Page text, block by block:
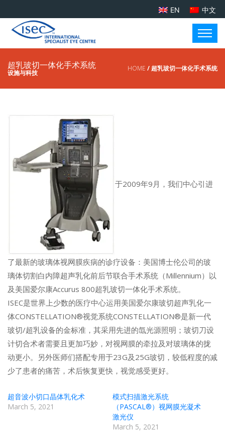
EN 中文
超乳玻切一体化手术系统
设施与科技
HOME / 超乳玻切一体化手术系统
于2009年9月，我们中心引进
了最新的玻璃体视网膜疾病的诊疗设备：美国博士伦公司的玻
璃体切割白内障超声乳化前后节联合手术系统（Millennium）以
及美国爱尔康Accurus 800超乳玻切一体化手术系统。
ISEC是世界上少数的医疗中心运用美国爱尔康玻切超声乳化一
体CONSTELLATION®视觉系统CONSTELLATION®是新一代
玻切/超乳设备的金标准，其采用先进的氙光源照明；玻切刀设
计切合术者需要且更加巧妙，对视网膜的牵拉及对玻璃体的拢
动更小。另外医师们搭配专用于23G及25G玻切，较低程度的减
少了患者的痛苦，术后恢复更快，视觉感受更好。
超音波小切口晶体乳化术
March 5, 2021
模式扫描激光系统
（PASCAL®）视网膜光凝术
激光仪
March 5, 2021